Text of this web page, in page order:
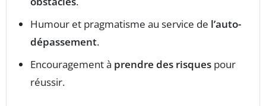
Humour et pragmatisme au service de l’auto-
dépassement.
Encouragement à prendre des risques pour
réussir.